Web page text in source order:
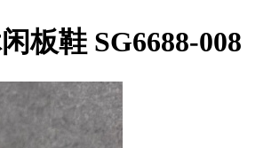
板鞋 SG6688-008